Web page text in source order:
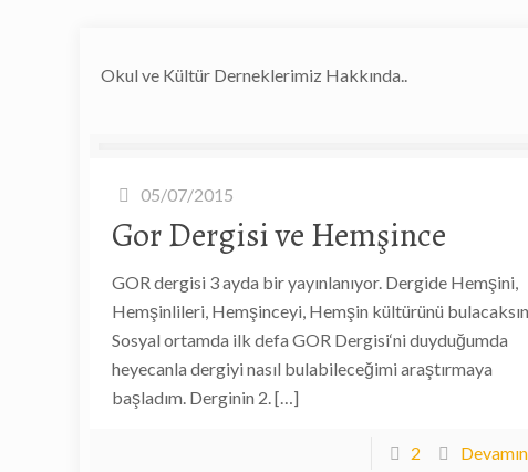
Okul ve Kültür Derneklerimiz Hakkında..
05/07/2015
Gor Dergisi ve Hemşince
GOR dergisi 3 ayda bir yayınlanıyor. Dergide Hemşini,
Hemşinlileri, Hemşinceyi, Hemşin kültürünü
Sosyal ortamda ilk defa GOR Dergisi‘ni duyduğumda
heyecanla dergiyi nasıl bulabileceğimi araştırmaya
başladım. Derginin 2.[…]
2